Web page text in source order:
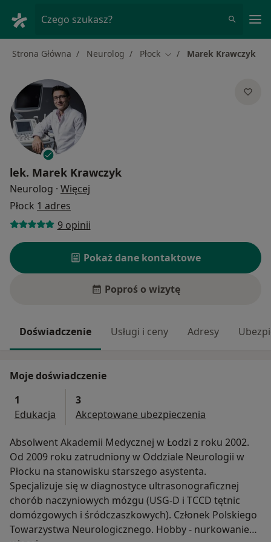
Czego szukasz?
Strona Główna Neurolog Płock Zmień miasto
Marek Krawczyk
lek. Marek Krawczyk
Neurolog · Więcej
Płock 1 adres
9 opinii
Pokaż dane kontaktowe
Poproś o wizytę
Doświadczenie Usługi i ceny Adresy
Moje doświadczenie
1
Edukacja
3
Akceptowane ubezpieczenia
Absolwent Akademii Medycznej w Łodzi z roku 2002.
Od 2009 roku zatrudniony w Oddziale Neurologii w
Płocku na stanowisku starszego asystenta.
Specjalizuje się w diagnostyce ultrasonograficznej
chorób naczyniowych mózgu (USG-D i TCCD tętnic
domózgowych i śródczaszkowych). Członek Polskiego
Towarzystwa Neurologicznego. Hobby - nurkowanie